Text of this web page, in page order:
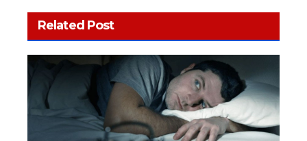
Related Post